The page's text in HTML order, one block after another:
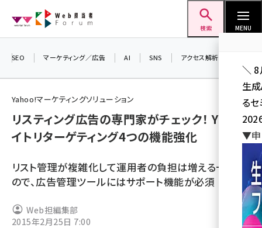
ン
検索 MENU
seo (3524)
youtube (2431)
セミナー (2306)
SEO マーケティング／広告 AI SNS アクセス解析／データ分析
Yahoo!マーケティングソリューション
リスティング広告の専門家がチェック！ YDNサ
イトリターゲティング4つの機能強化
リスト管理が複雑化して運用者の負担は増える一方な
ので、広告管理ツールにはサポート機能が必須
Web担編集部
2015年2月25日 7:00
＼ 8
生
る
▼申